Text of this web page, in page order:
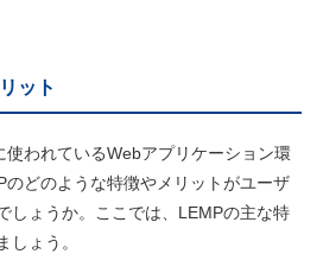
ット
使われているWebアプリケーション環
どのような特徴やメリットがユーザ
しょうか。ここでは、LEMPの主な特
しょう。